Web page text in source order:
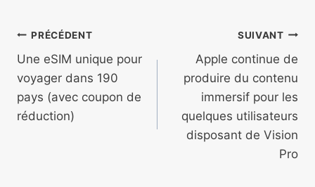
Navigation
de
l’article
PRÉCÉDENT
Une eSIM unique pour
voyager dans 190
pays (avec coupon de
réduction)
SUIVANT
Apple continue de
produire du contenu
immersif pour les
quelques utilisateurs
disposant de Vision
Pro